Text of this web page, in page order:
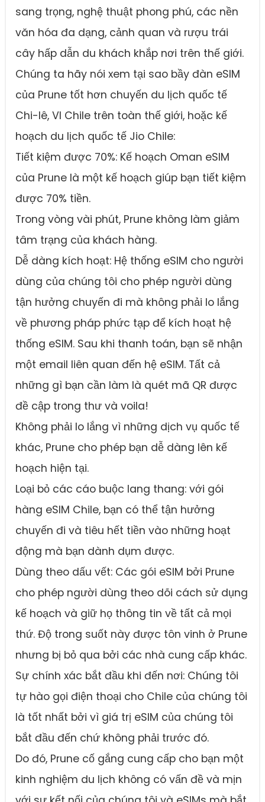
sang trọng, nghệ thuật phong phú, các nền
văn hóa đa dạng, cảnh quan và rượu trái
cây hấp dẫn du khách khắp nơi trên thế giới.
Chúng ta hãy nói xem tại sao bầy đàn eSIM
của Prune tốt hơn chuyến du lịch quốc tế
Chi-lê, VI Chile trên toàn thế giới, hoặc kế
hoạch du lịch quốc tế Jio Chile:
Tiết kiệm được 70%: Kế hoạch Oman eSIM
của Prune là một kế hoạch giúp bạn tiết kiệm
được 70% tiền.
Trong vòng vài phút, Prune không làm giảm
tâm trạng của khách hàng.
Dễ dàng kích hoạt: Hệ thống eSIM cho người
dùng của chúng tôi cho phép người dùng
tận hưởng chuyến đi mà không phải lo lắng
về phương pháp phức tạp để kích hoạt hệ
thống eSIM. Sau khi thanh toán, bạn sẽ nhận
một email liên quan đến hệ eSIM. Tất cả
những gì bạn cần làm là quét mã QR được
đề cập trong thư và voila!
Không phải lo lắng vì những dịch vụ quốc tế
khác, Prune cho phép bạn dễ dàng lên kế
hoạch hiện tại.
Loại bỏ các cáo buộc lang thang: với gói
hàng eSIM Chile, bạn có thể tận hưởng
chuyến đi và tiêu hết tiền vào những hoạt
động mà bạn dành dụm được.
Dùng theo dấu vết: Các gói eSIM bởi Prune
cho phép người dùng theo dõi cách sử dụng
kế hoạch và giữ họ thông tin về tất cả mọi
thứ. Độ trong suốt này được tôn vinh ở Prune
nhưng bị bỏ qua bởi các nhà cung cấp khác.
Sự chính xác bắt đầu khi đến nơi: Chúng tôi
tự hào gọi điện thoại cho Chile của chúng tôi
là tốt nhất bởi vì giá trị eSIM của chúng tôi
bắt đầu đến chứ không phải trước đó.
Do đó, Prune cố gắng cung cấp cho bạn một
kinh nghiệm du lịch không có vấn đề và mịn